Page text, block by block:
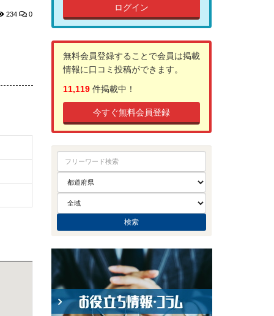
234 0
ログイン
無料会員登録することで会員は掲載
情報に口コミ投稿ができます。
11,119件掲載中！
今すぐ無料会員登録